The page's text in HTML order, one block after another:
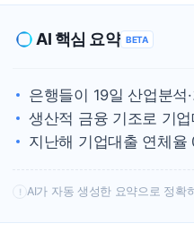
AI 핵심 요약 BETA
은행들이 19일 산업분석
생산적 금융 기조로 기
지난해 기업대출 연체율
! AI가 자동 생성한 요약으로 정확